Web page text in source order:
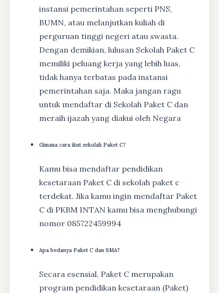
instansi pemerintahan seperti PNS,
BUMN, atau melanjutkan kuliah di
perguruan tinggi negeri atau swasta.
Dengan demikian, lulusan Sekolah Paket C
memiliki peluang kerja yang lebih luas,
tidak hanya terbatas pada instansi
pemerintahan saja. Maka jangan ragu
untuk mendaftar di Sekolah Paket C dan
meraih ijazah yang diakui oleh Negara
Gimana cara ikut sekolah Paket C?
Kamu bisa mendaftar pendidikan
kesetaraan Paket C di sekolah paket c
terdekat. Jika kamu ingin mendaftar Paket
C di PKBM INTAN kamu bisa menghubungi
nomor 085722459994
Apa bedanya Paket C dan SMA?
Secara esensial, Paket C merupakan
program pendidikan kesetaraan (Paket)